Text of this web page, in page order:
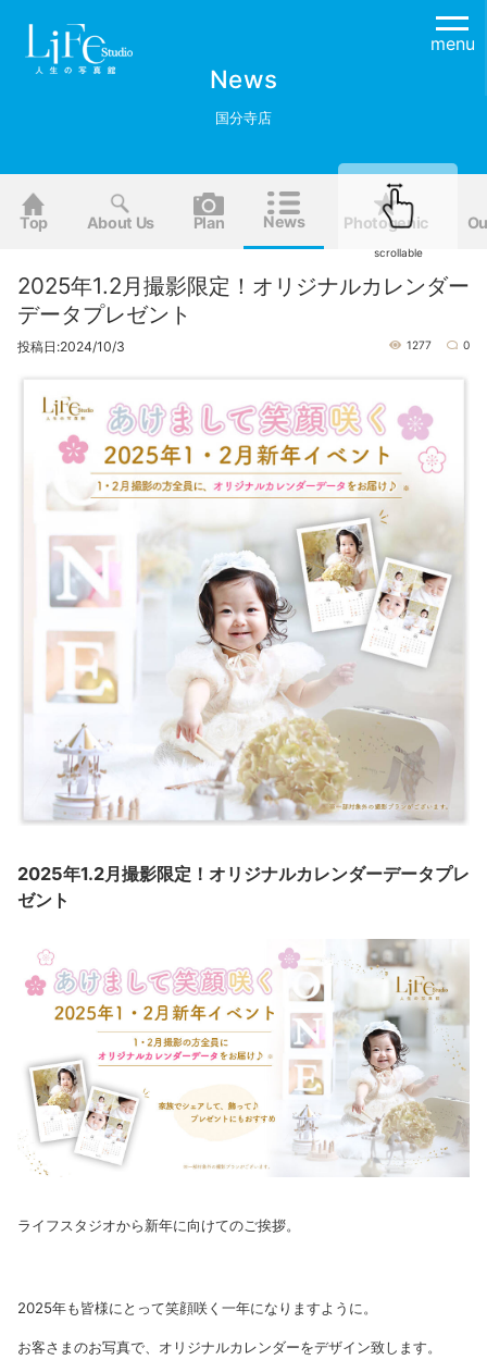
menu
News
国分寺店
Top About Us Plan News Photogenic
2025年1.2月撮影限定！オリジナルカレンダー
データプレゼント
投稿日:2024/10/3 1277 0
2025年1.2月撮影限定！オリジナルカレンダーデータプレ
ゼント
ライフスタジオから新年に向けてのご挨拶。
2025年も皆様にとって笑顔咲く一年になりますように。
お客さまのお写真で、オリジナルカレンダーをデザイン致します。